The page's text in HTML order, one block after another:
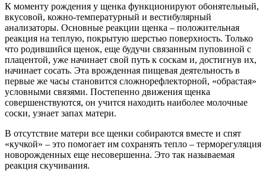
К моменту рождения у щенка функционируют обонятельный,
вкусовой, кожно-температурный и вестибулярный
анализаторы. Основные реакции щенка – положительная
реакция на теплую, покрытую шерстью поверхность. Только
что родившийся щенок, еще будучи связанным пуповиной с
плацентой, уже начинает свой путь к соскам и, достигнув их,
начинает сосать. Эта врожденная пищевая деятельность в
первые же часы становится сложнорефлекторной, «обрастая»
условными связями. Постепенно движения щенка
совершенствуются, он учится находить наиболее молочные
соски, узнает запах матери.
В отсутствие матери все щенки собираются вместе и спят
«кучкой» – это помогает им сохранять тепло – терморегуляция
новорожденных еще несовершенна. Это так называемая
реакция скучивания.